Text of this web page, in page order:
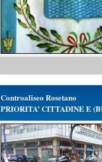
Controaliseo Rosetano
PRIORITA’ CITTADINE E